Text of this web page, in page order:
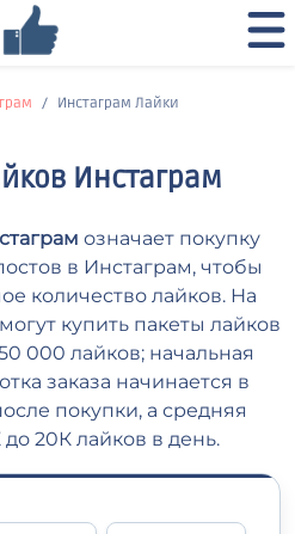
Инстаграм Лайки
Инстаграм
означает покупку
в Инстаграм, чтобы
количество лайков. На
купить пакеты лайков
000 лайков; начальная
заказа начинается в
покупки, а средняя
до 20К лайков в день.